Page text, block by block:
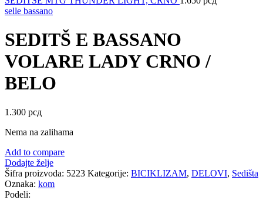
selle bassano
SEDITŠ E BASSANO
VOLARE LADY CRNO /
BELO
1.300 рсд
Nema na zalihama
Add to compare
Dodajte želje
Šifra proizvoda: 5223 Kategorije: BICIKLIZAM, DELOVI, Sedišta
Oznaka: kom
Podeli: